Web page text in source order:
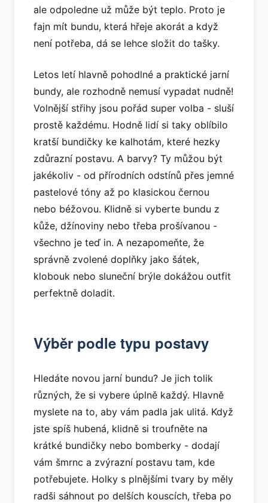
ale odpoledne už může být teplo. Proto je
fajn mít bundu, která hřeje akorát a když
není potřeba, dá se lehce složit do tašky.
Letos letí hlavně pohodlné a praktické jarní
bundy, ale rozhodně nemusí vypadat nudně!
Volnější střihy jsou pořád super volba - sluší
prostě každému. Hodně lidí si taky oblíbilo
kratší bundičky ke kalhotám, které hezky
zdůrazní postavu. A barvy? Ty můžou být
jakékoliv - od přírodních odstínů přes jemné
pastelové tóny až po klasickou černou
nebo béžovou. Klidně si vyberte bundu z
kůže, džínoviny nebo třeba prošívanou -
všechno je teď in. A nezapomeňte, že
správně zvolené doplňky jako šátek,
klobouk nebo sluneční brýle dokážou outfit
perfektně doladit.
Výběr podle typu postavy
Hledáte novou jarní bundu? Je jich tolik
různých, že si vybere úplně každý. Hlavně
myslete na to, aby vám padla jak ulitá. Když
jste spíš hubená, klidně si troufněte na
krátké bundičky nebo bomberky - dodají
vám šmrnc a zvýrazní postavu tam, kde
potřebujete. Holky s plnějšími tvary by měly
radši sáhnout po delších kouscích, třeba po